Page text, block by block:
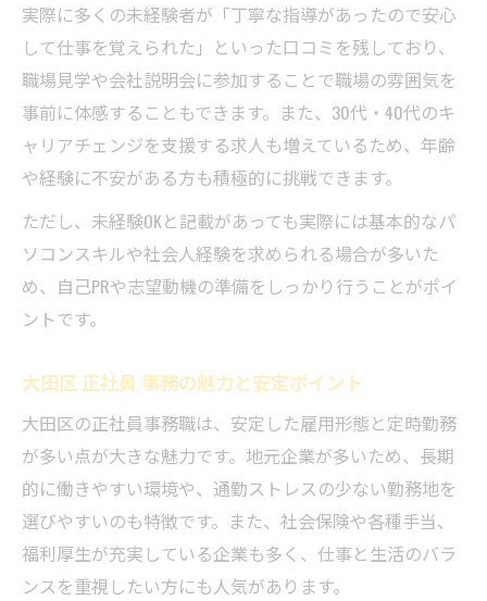
実際に多くの未経験者が「丁寧な指導があったので安心
して仕事を覚えられた」といった口コミを残しており、
職場見学や会社説明会に参加することで職場の雰囲気を
事前に体感することもできます。また、30代・40代のキ
ャリアチェンジを支援する求人も増えているため、年齢
や経験に不安がある方も積極的に挑戦できます。
ただし、未経験OKと記載があっても実際には基本的なパ
ソコンスキルや社会人経験を求められる場合が多いた
め、自己PRや志望動機の準備をしっかり行うことがポイ
ントです。
大田区 正社員 事務の魅力と安定ポイント
大田区の正社員事務職は、安定した雇用形態と定時勤務
が多い点が大きな魅力です。地元企業が多いため、長期
的に働きやすい環境や、通勤ストレスの少ない勤務地を
選びやすいのも特徴です。また、社会保険や各種手当、
福利厚生が充実している企業も多く、仕事と生活のバラ
ンスを重視したい方にも人気があります。